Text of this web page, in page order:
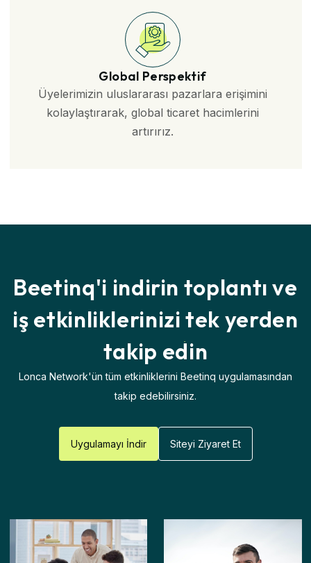
Global Perspektif
Üyelerimizin uluslararası pazarlara erişimini
kolaylaştırarak, global ticaret hacimlerini
artırırız.
Beetinq'i indirin toplantı ve
iş etkinliklerinizitek yerden
takip edin
Lonca Network'ün tüm etkinliklerini Beetinq uygulamasından
takip edebilirsiniz.
Uygulamayı İndir Siteyi Ziyaret Et